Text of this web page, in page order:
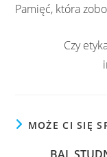
Pamięć, która
Czy
MOŻE CI SIĘ
BAL